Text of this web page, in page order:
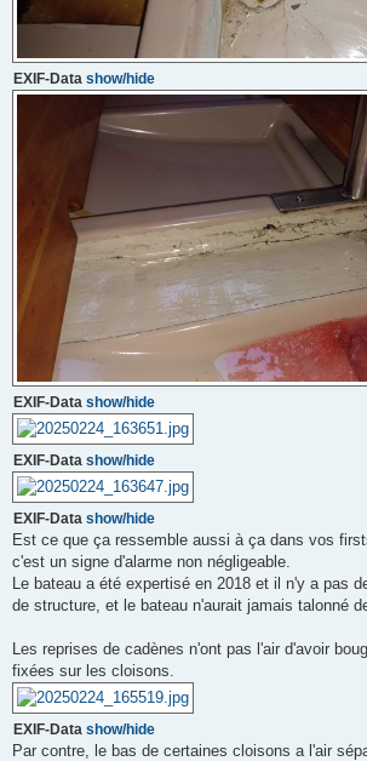
EXIF-Data show/hide
EXIF-Data show/hide
EXIF-Data show/hide
EXIF-Data show/hide
Est ce que ça ressemble aussi à ça dans vos
c'est un signe d'alarme non négligeable.
Le bateau a été expertisé en 2018 et il n'y a pas
de structure, et le bateau n'aurait jamais talonné
Les reprises de cadènes n'ont pas l'air d'avoir
fixées sur les cloisons.
EXIF-Data show/hide
Par contre, le bas de certaines cloisons a l'air